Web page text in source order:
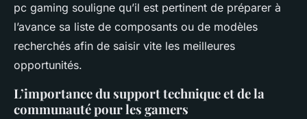
pc gaming souligne qu’il est pertinent de préparer à
l’avance sa liste de composants ou de modèles
recherchés afin de saisir vite les meilleures
opportunités.
L’importance du support technique et de la
communauté pour les gamers